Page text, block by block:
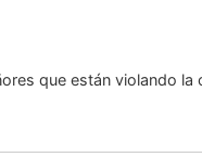
que están violando la